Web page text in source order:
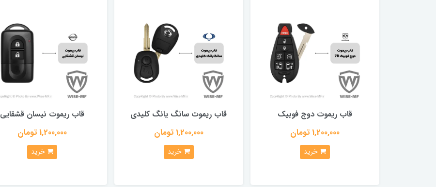
قاب ریموت دوج فوبیک
1,200,000 تومان
خرید
قاب ریموت سانگ یانگ کلیدی
1,200,000 تومان
خرید
قاب ریموت نیسان قشقایی
1,200,000 تومان
خرید